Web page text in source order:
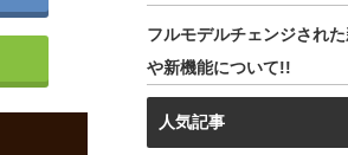
フルモデルチェンジされ
や新機能について!!
人気記事